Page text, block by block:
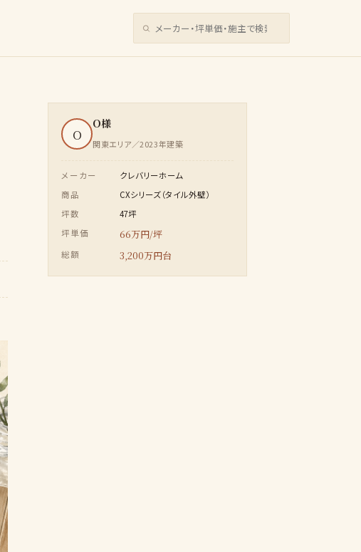
サイト内検索
O
O様
関東エリア／2023年建築
メーカー
クレバリーホーム
商品
CXシリーズ（タイル外壁）
坪数
47坪
坪単価
66万円/坪
総額 3,200万円台